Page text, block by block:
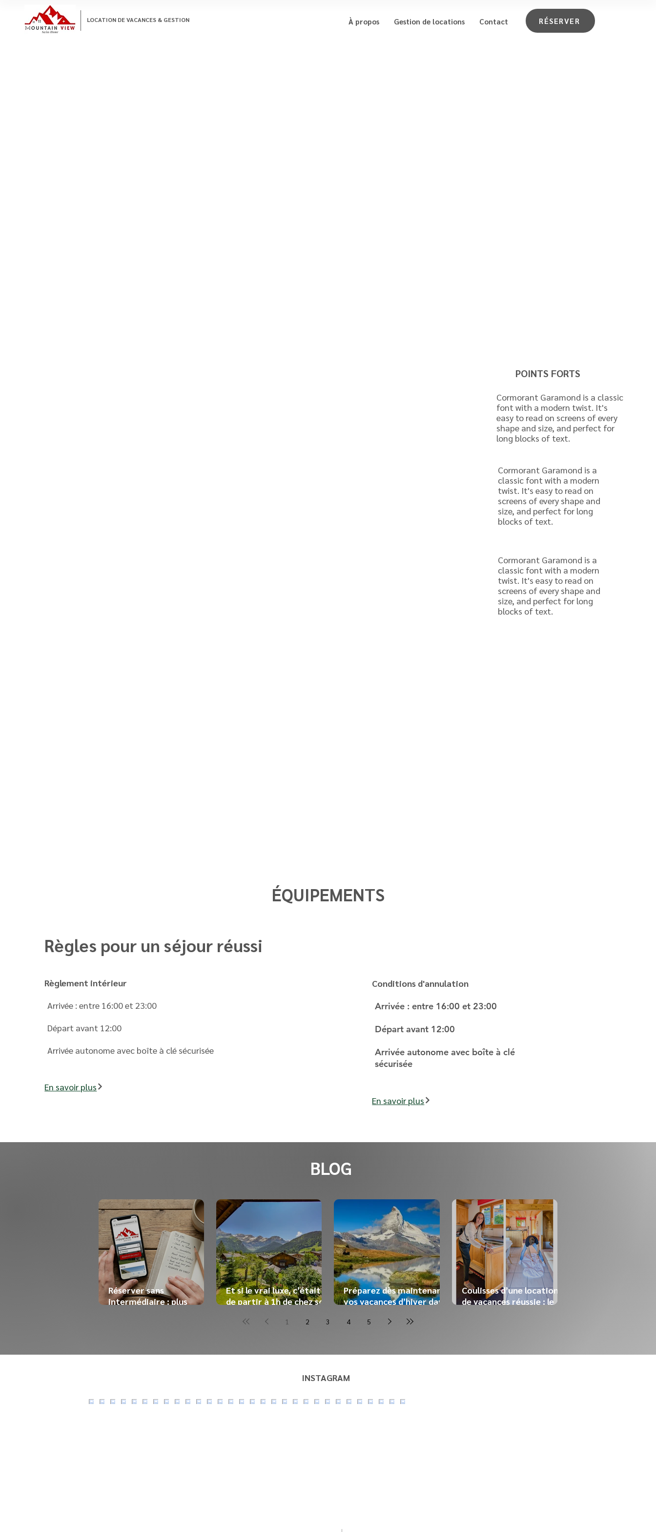
LOCATION DE VACANCES & GESTION À propos Gestion de locations Contact RÉSERVER
POINTS FORTS
Cormorant Garamond is a classic
font with a modern twist. It's
easy to read on screens of every
shape and size, and perfect for
long blocks of text.
Cormorant Garamond is a
classic font with a modern
twist. It's easy to read on
screens of every shape and
size, and perfect for long
blocks of text.
Cormorant Garamond is a
classic font with a modern
twist. It's easy to read on
screens of every shape and
size, and perfect for long
blocks of text.
ÉQUIPEMENTS
Règles pour un séjour réussi
Règlement intérieur
Arrivée : entre 16:00 et 23:00
Départ avant 12:00
Arrivée autonome avec boîte à clé sécurisée
En savoir plus
Conditions d'annulation
Arrivée : entre 16:00 et 23:00
Départ avant 12:00
Arrivée autonome avec boîte à clé
sécurisée
En savoir plus
BLOG
Réserver sans
intermédiaire : plus
Et si le vrai luxe, c’était
de partir à 1h de chez soi
Préparez dès maintenant
vos vacances d’hiver dans
Coulisses d’une location
de vacances réussie : le
1 2 3 4 5
INSTAGRAM